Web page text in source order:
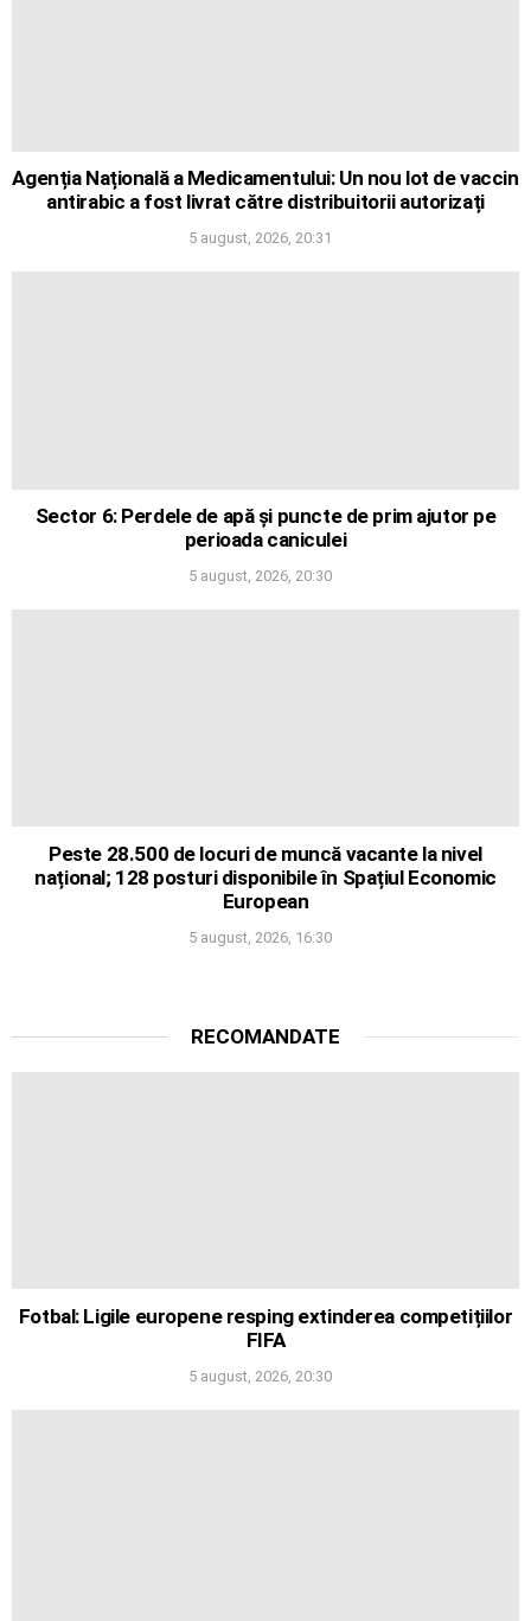
Agenția Națională a Medicamentului: Un nou lot de vaccin
antirabic a fost livrat către distribuitorii autorizați
5 august, 2026, 20:31
Sector 6: Perdele de apă și puncte de prim ajutor pe
perioada caniculei
5 august, 2026, 20:30
Peste 28.500 de locuri de muncă vacante la nivel
național; 128 posturi disponibile în Spațiul Economic
European
5 august, 2026, 16:30
RECOMANDATE
Fotbal: Ligile europene resping extinderea competițiilor
FIFA
5 august, 2026, 20:30